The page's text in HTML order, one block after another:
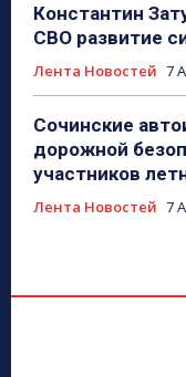
Константин
СВО развитие
Лента Новостей 7
Сочинские
дорожной
участников
Лента Новостей 7